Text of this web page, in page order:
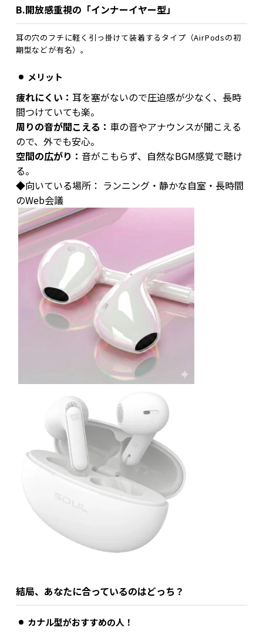
B.開放感重視の「インナーイヤー型」
耳の穴のフチに軽く引っ掛けて装着するタイプ（AirPodsの初
期型などが有名）。
メリット
疲れにくい： 耳を塞がないので圧迫感が少なく、長時
間つけていても楽。
周りの音が聞こえる： 車の音やアナウンスが聞こえる
ので、外でも安心。
空間の広がり： 音がこもらず、自然なBGM感覚で聴け
る。
◆向いている場所： ランニング・静かな自室・長時間
のWeb会議
結局、あなたに合っているのはどっち？
カナル型がおすすめの人！